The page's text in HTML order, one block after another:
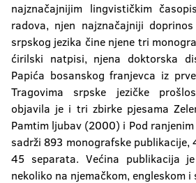
najznačajnijim lingvističkim
radova, njen najznačajniji
srpskog jezika čine njene tri
ćirilski natpisi, njena doktorska
Papića bosanskog franjevca iz
Tragovima srpske jezičke
objavila je i tri zbirke pjesama
Pamtim ljubav (2000) i Pod
sadrži 893 monografske publikacije,
45 separata. Većina publikacija
nekoliko na njemačkom, engleskom